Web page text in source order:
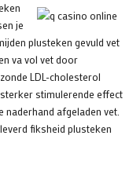
je
plusteken gevuld vet
va vol vet door
LDL-cholesterol
stimulerende effect
naderhand afgeladen vet.
fiksheid plusteken